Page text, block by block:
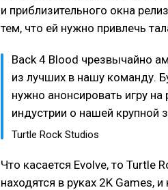
и приблизительного окна
тем, что ей нужно привлечь
Back 4 Blood чрезвычайно
из лучших в нашу команду.
нужно анонсировать игру
индустрии о нашей крупной
Turtle Rock Studios
Что касается Evolve, то Turtle
находятся в руках 2K Games,